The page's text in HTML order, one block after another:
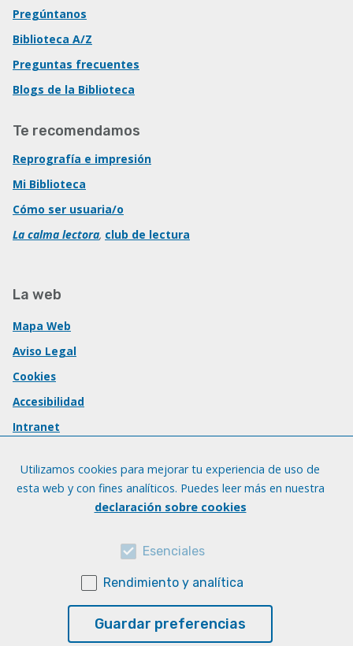
Pregúntanos
Biblioteca A/Z
Preguntas frecuentes
Blogs de la Biblioteca
Te recomendamos
Reprografía e impresión
Mi Biblioteca
Cómo ser usuaria/o
La calma lectora, club de lectura
La web
Mapa Web
Aviso Legal
Cookies
Accesibilidad
Intranet
Utilizamos cookies para mejorar tu experiencia de uso de
esta web y con fines analíticos. Puedes leer más en nuestra
declaración sobre cookies
Esenciales
Rendimiento y analítica
Guardar preferencias